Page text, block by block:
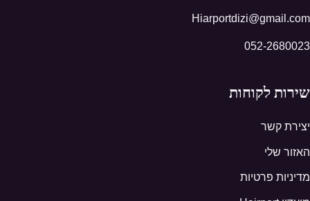
Hiarportdizi@gmail.com
052-2680023
שירות לקוחות
יצירת קשר
האזור שלי
מדיניות פרטיות